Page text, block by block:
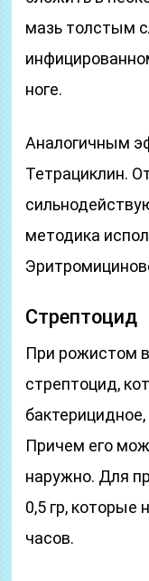
мазь толстым
ноге.
Аналогичным
Тетрациклин.
методика
Стрептоцид
При рожистом
стрептоцид,
Причем его
наружно. Для
0,5 гр,
часов.